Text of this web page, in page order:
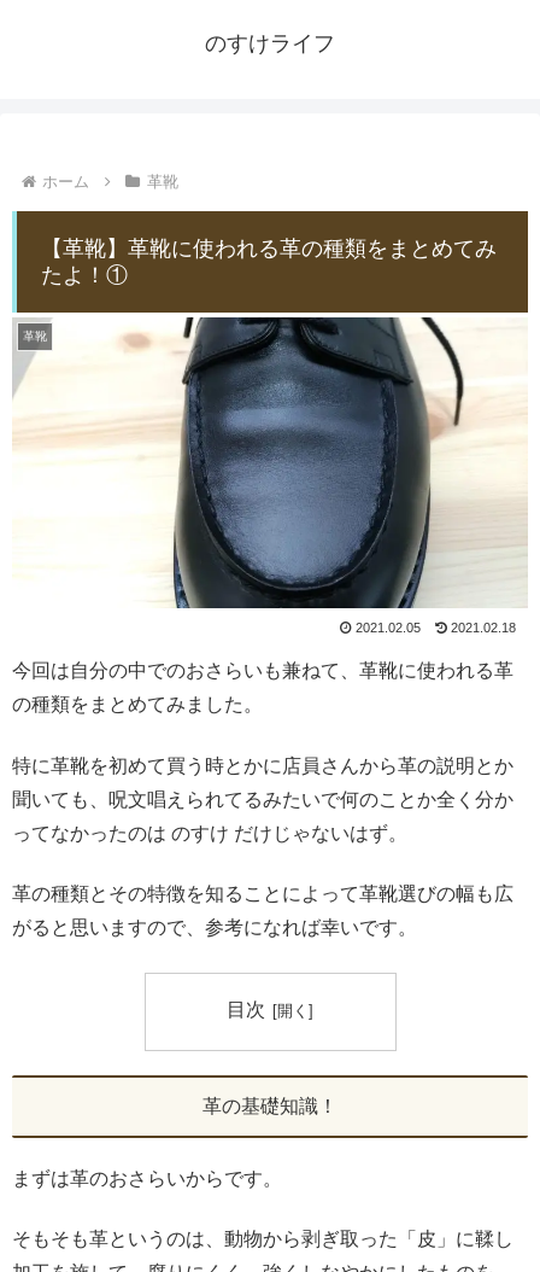
のすけライフ
ホーム 革靴
【革靴】革靴に使われる革の種類をまとめてみ
たよ！①
革靴
2021.02.05 2021.02.18
今回は自分の中でのおさらいも兼ねて、革靴に使われる革
の種類をまとめてみました。
特に革靴を初めて買う時とかに店員さんから革の説明とか
聞いても、呪文唱えられてるみたいで何のことか全く分か
ってなかったのは のすけ だけじゃないはず。
革の種類とその特徴を知ることによって革靴選びの幅も広
がると思いますので、参考になれば幸いです。
目次
革の基礎知識！
まずは革のおさらいからです。
そもそも革というのは、動物から剥ぎ取った「皮」に鞣し